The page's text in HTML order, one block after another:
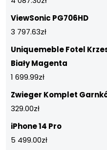
ViewSonic PG706HD
3 797.63zł
Uniquemeble Fotel
Biały Magenta
1 699.99zł
Zwieger Komplet
329.00zł
iPhone 14 Pro
5 499.00zł